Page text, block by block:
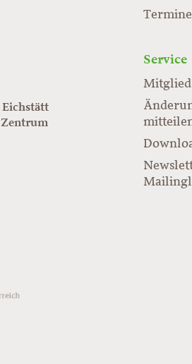
Eichstätt
Zentrum
Termine
Service